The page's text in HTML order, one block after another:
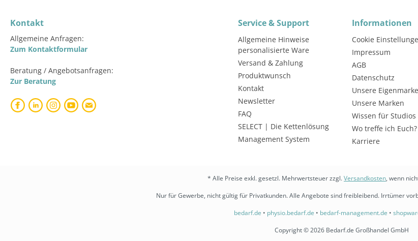
Kontakt
Allgemeine Anfragen:
Zum Kontaktformular
Beratung / Angebotsanfragen:
Zur Beratung
Service & Support
Allgemeine Hinweise
personalisierte Ware
Versand & Zahlung
Produktwunsch
Kontakt
Newsletter
FAQ
SELECT | Die Kettenlösung
Management System
Informationen
Cookie
Impressum
AGB
Datenschutz
Unsere Eigenmarke
Unsere Marken
Wissen für Studios
Wo treffe ich Euch?
Karriere
* Alle Preise exkl. gesetzl. Mehrwertsteuer zzgl.Versandkosten, wenn
Nur für Gewerbe, nicht gültig für Privatkunden. Alle Angebote sind freibleibend. Irrtümer
bedarf.de • physio.bedarf.de • bedarf-management.de •
Copyright © 2026 Bedarf.de Großhandel GmbH